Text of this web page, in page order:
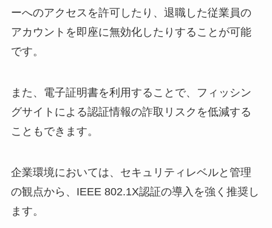
ーへのアクセスを許可したり、退職した従業員の
アカウントを即座に無効化したりすることが可能
です。
また、電子証明書を利用することで、フィッシン
グサイトによる認証情報の詐取リスクを低減する
こともできます。
企業環境においては、セキュリティレベルと管理
の観点から、IEEE 802.1X認証の導入を強く推奨し
ます。